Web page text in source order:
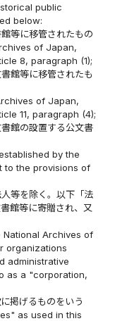
public
below:
等に移管されたもの
of Japan,
8, paragraph (1);
館等に移管されたも
of Japan,
11, paragraph (4);
館の設置する公文書
by the
to the provisions of
等を除く。以下「法
館等に寄贈され、又
Archives of
organizations
administrative
as a "corporation,
掲げるものをいう
as used in this